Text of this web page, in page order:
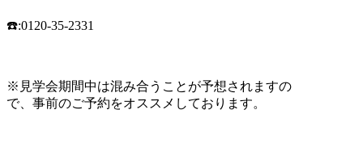
☎️:0120-35-2331
※見学会期間中は混み合うことが予想されますの
で、事前のご予約をオススメしております。